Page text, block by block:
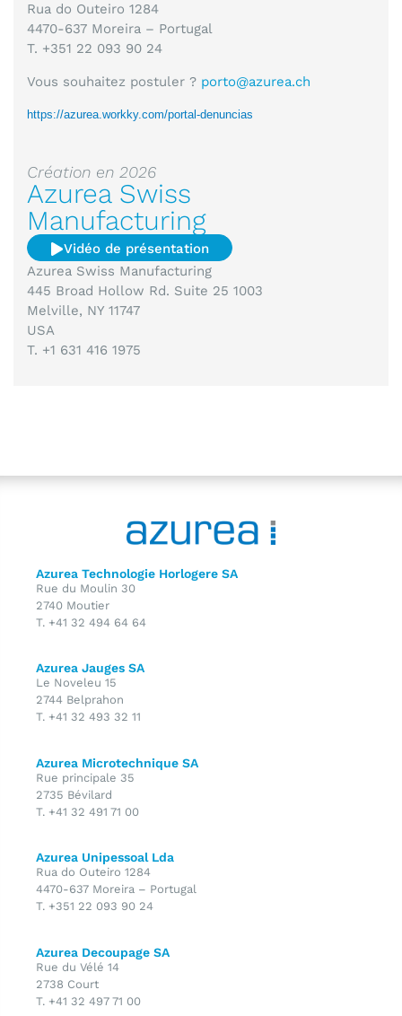
Rua do Outeiro 1284
4470-637 Moreira – Portugal
T. +351 22 093 90 24
Vous souhaitez postuler ? porto@azurea.ch
https://azurea.workky.com/portal-denuncias
Création en 2026
Azurea Swiss
Manufacturing
Vidéo de présentation
Azurea Swiss Manufacturing
445 Broad Hollow Rd. Suite 25 1003
Melville, NY 11747
USA
T. +1 631 416 1975
Azurea Technologie Horlogere SA
Rue du Moulin 30
2740 Moutier
T. +41 32 494 64 64
Azurea Jauges SA
Le Noveleu 15
2744 Belprahon
T. +41 32 493 32 11
Azurea Microtechnique SA
Rue principale 35
2735 Bévilard
T. +41 32 491 71 00
Azurea Unipessoal Lda
Rua do Outeiro 1284
4470-637 Moreira – Portugal
T. +351 22 093 90 24
Azurea Decoupage SA
Rue du Vélé 14
2738 Court
T. +41 32 497 71 00